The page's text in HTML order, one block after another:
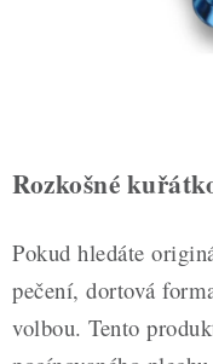
TÉMATICKÉ
Nepřevzetí zásilky na
Hodnocení obchodu
Podmínky ochrany
Rozkošné
Pokud hledáte
pečení, dortová
volbou. Tento